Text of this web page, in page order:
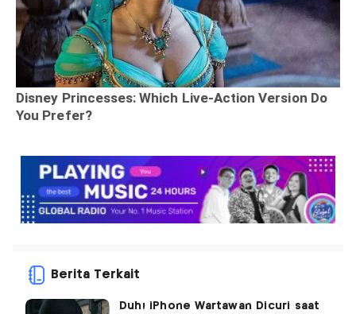
Berita Terkait
Duh! iPhone Wartawan Dicuri saat